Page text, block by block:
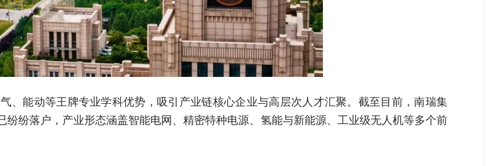
、能动等王牌专业学科优势，吸引产业链核心企业与高层次人才汇聚。截至目前，南瑞集
纷落户，产业形态涵盖智能电网、精密特种电源、氢能与新能源、工业级无人机等多个前